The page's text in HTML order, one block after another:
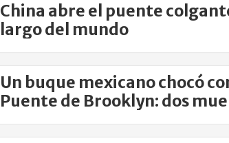
China abre el puente
largo del mundo
Un buque mexicano chocó
Puente de Brooklyn: dos